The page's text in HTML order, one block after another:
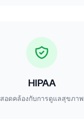
HIPAA
สอดคล้องกับการดูแลสุขภาพ